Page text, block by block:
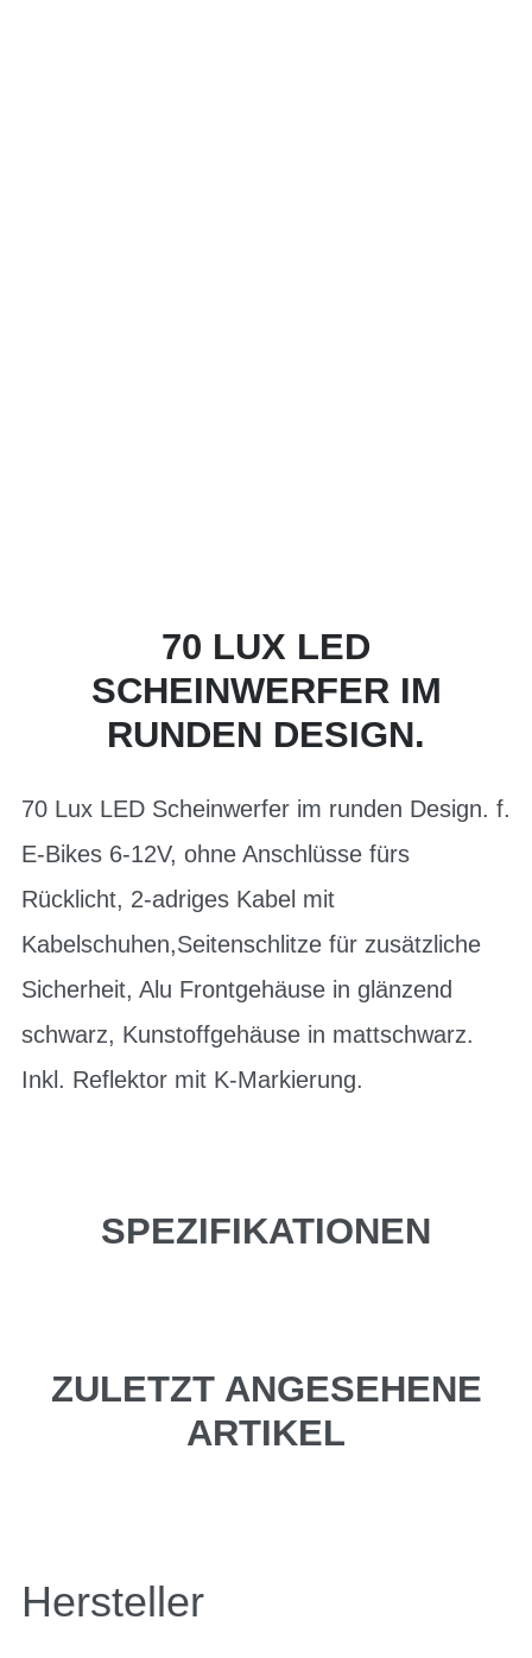
70 LUX LED
SCHEINWERFER IM
RUNDEN DESIGN.
70 Lux LED Scheinwerfer im runden Design. f.
E-Bikes 6-12V, ohne Anschlüsse fürs
Rücklicht, 2-adriges Kabel mit
Kabelschuhen,Seitenschlitze für zusätzliche
Sicherheit, Alu Frontgehäuse in glänzend
schwarz, Kunstoffgehäuse in mattschwarz.
Inkl. Reflektor mit K-Markierung.
SPEZIFIKATIONEN
ZULETZT ANGESEHENE
ARTIKEL
Hersteller